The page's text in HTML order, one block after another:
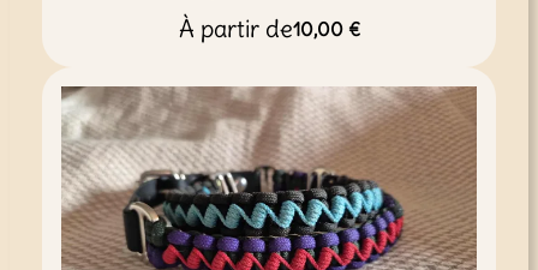
À partir de10,00 €